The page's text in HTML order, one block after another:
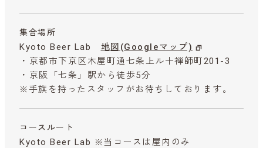
集合場所
Kyoto Beer Lab 地図(Googleマップ)
・京都市下京区木屋町通七条上ル十禅師町201-3
・京阪「七条」駅から徒歩5分
※手旗を持ったスタッフがお待ちしております。
コースルート
Kyoto Beer Lab ※当コースは屋内のみ